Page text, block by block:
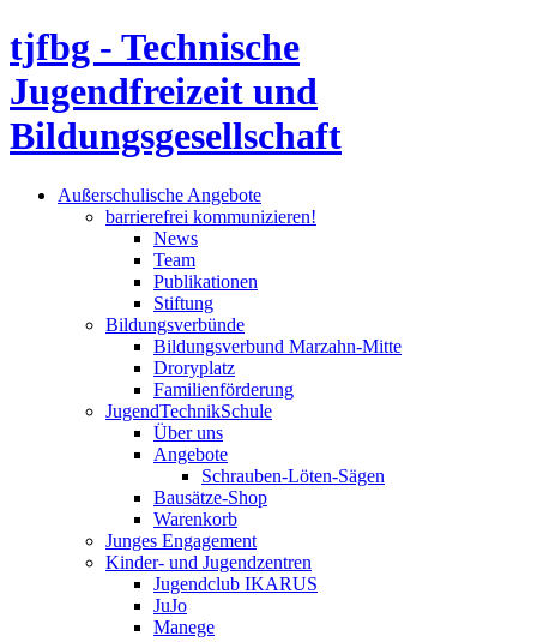
tjfbg - Technische
Jugendfreizeit und
Bildungsgesellschaft
Außerschulische Angebote
barrierefrei kommunizieren!
News
Team
Publikationen
Stiftung
Bildungsverbünde
Bildungsverbund Marzahn-Mitte
Droryplatz
Familienförderung
JugendTechnikSchule
Über uns
Angebote
Schrauben-Löten-Sägen
Bausätze-Shop
Warenkorb
Junges Engagement
Kinder- und Jugendzentren
Jugendclub IKARUS
JuJo
Manege